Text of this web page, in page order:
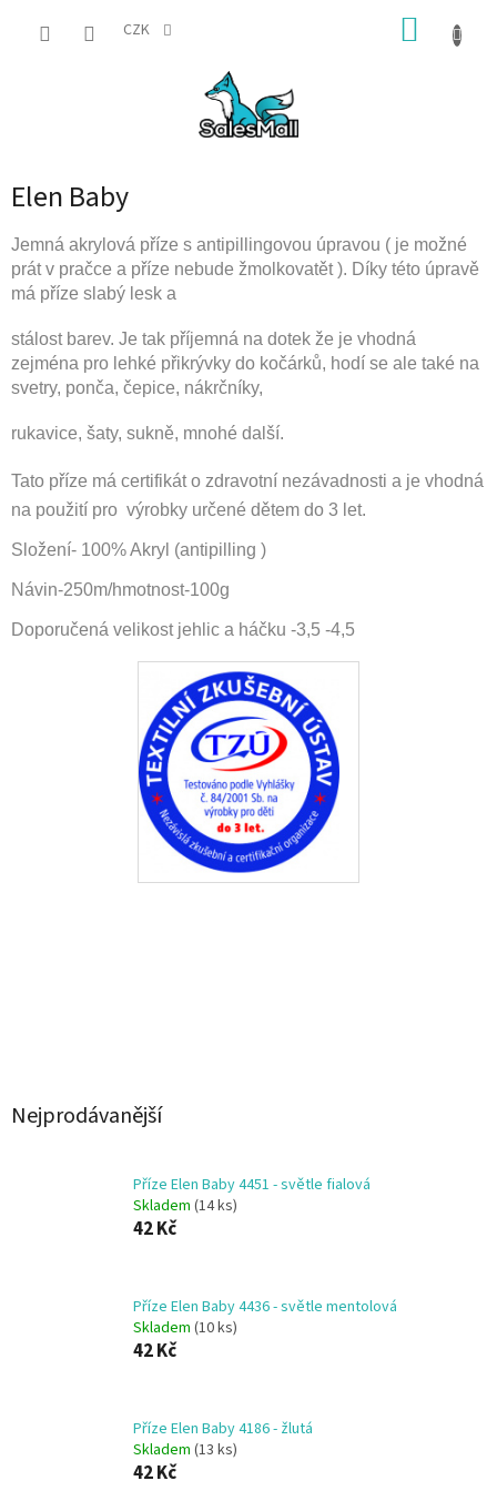
CZK
Elen Baby
Jemná akrylová příze s antipillingovou úpravou ( je možné
prát v pračce a příze nebude žmolkovatět ). Díky této úpravě
má příze slabý lesk a
stálost barev. Je tak příjemná na dotek že je vhodná
zejména pro lehké přikrývky do kočárků, hodí se ale také na
svetry, ponča, čepice, nákrčníky,
rukavice, šaty, sukně, mnohé další.
Tato příze má certifikát o zdravotní nezávadnosti a je vhodná
na použití pro výrobky určené dětem do 3 let.
Složení- 100% Akryl (antipilling )
Návin-250m/hmotnost-100g
Doporučená velikost jehlic a háčku -3,5 -4,5
Nejprodávanější
Příze Elen Baby 4451 - světle fialová
Skladem (14 ks)
42 Kč
Příze Elen Baby 4436 - světle mentolová
Skladem (10 ks)
42 Kč
Příze Elen Baby 4186 - žlutá
Skladem (13 ks)
42 Kč